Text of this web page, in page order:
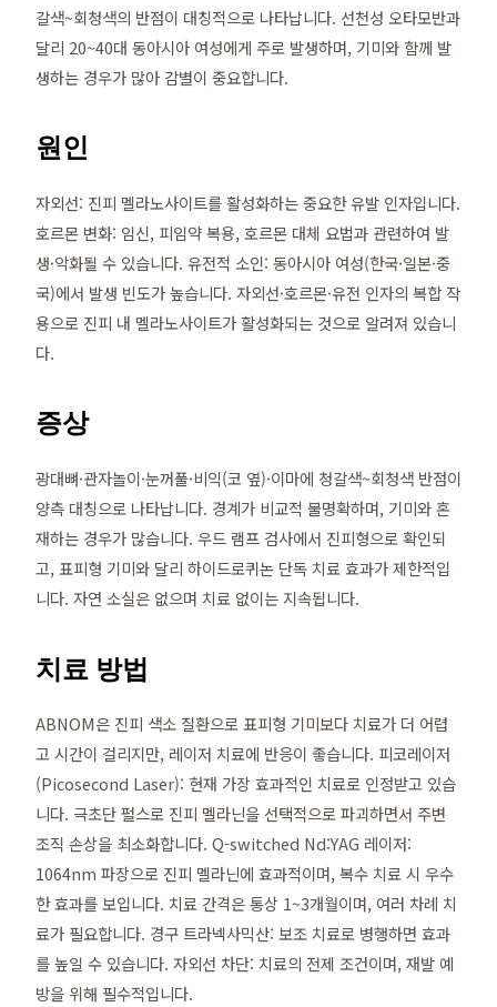
갈색~회청색의 반점이 대칭적으로 나타납니다. 선천성 오타모반과
달리 20~40대 동아시아 여성에게 주로 발생하며, 기미와 함께 발
생하는 경우가 많아 감별이 중요합니다.
원인
자외선: 진피 멜라노사이트를 활성화하는 중요한 유발 인자입니다.
호르몬 변화: 임신, 피임약 복용, 호르몬 대체 요법과 관련하여 발
생·악화될 수 있습니다. 유전적 소인: 동아시아 여성(한국·일본·중
국)에서 발생 빈도가 높습니다. 자외선·호르몬·유전 인자의 복합 작
용으로 진피 내 멜라노사이트가 활성화되는 것으로 알려져 있습니
다.
증상
광대뼈·관자놀이·눈꺼풀·비익(코 옆)·이마에 청갈색~회청색 반점이
양측 대칭으로 나타납니다. 경계가 비교적 불명확하며, 기미와 혼
재하는 경우가 많습니다. 우드 램프 검사에서 진피형으로 확인되
고, 표피형 기미와 달리 하이드로퀴논 단독 치료 효과가 제한적입
니다. 자연 소실은 없으며 치료 없이는 지속됩니다.
치료 방법
ABNOM은 진피 색소 질환으로 표피형 기미보다 치료가 더 어렵
고 시간이 걸리지만, 레이저 치료에 반응이 좋습니다. 피코레이저
(Picosecond Laser): 현재 가장 효과적인 치료로 인정받고 있습
니다. 극초단 펄스로 진피 멜라닌을 선택적으로 파괴하면서 주변
조직 손상을 최소화합니다. Q-switched Nd:YAG 레이저:
1064nm 파장으로 진피 멜라닌에 효과적이며, 복수 치료 시 우수
한 효과를 보입니다. 치료 간격은 통상 1~3개월이며, 여러 차례 치
료가 필요합니다. 경구 트라넥사믹산: 보조 치료로 병행하면 효과
를 높일 수 있습니다. 자외선 차단: 치료의 전제 조건이며, 재발 예
방을 위해 필수적입니다.